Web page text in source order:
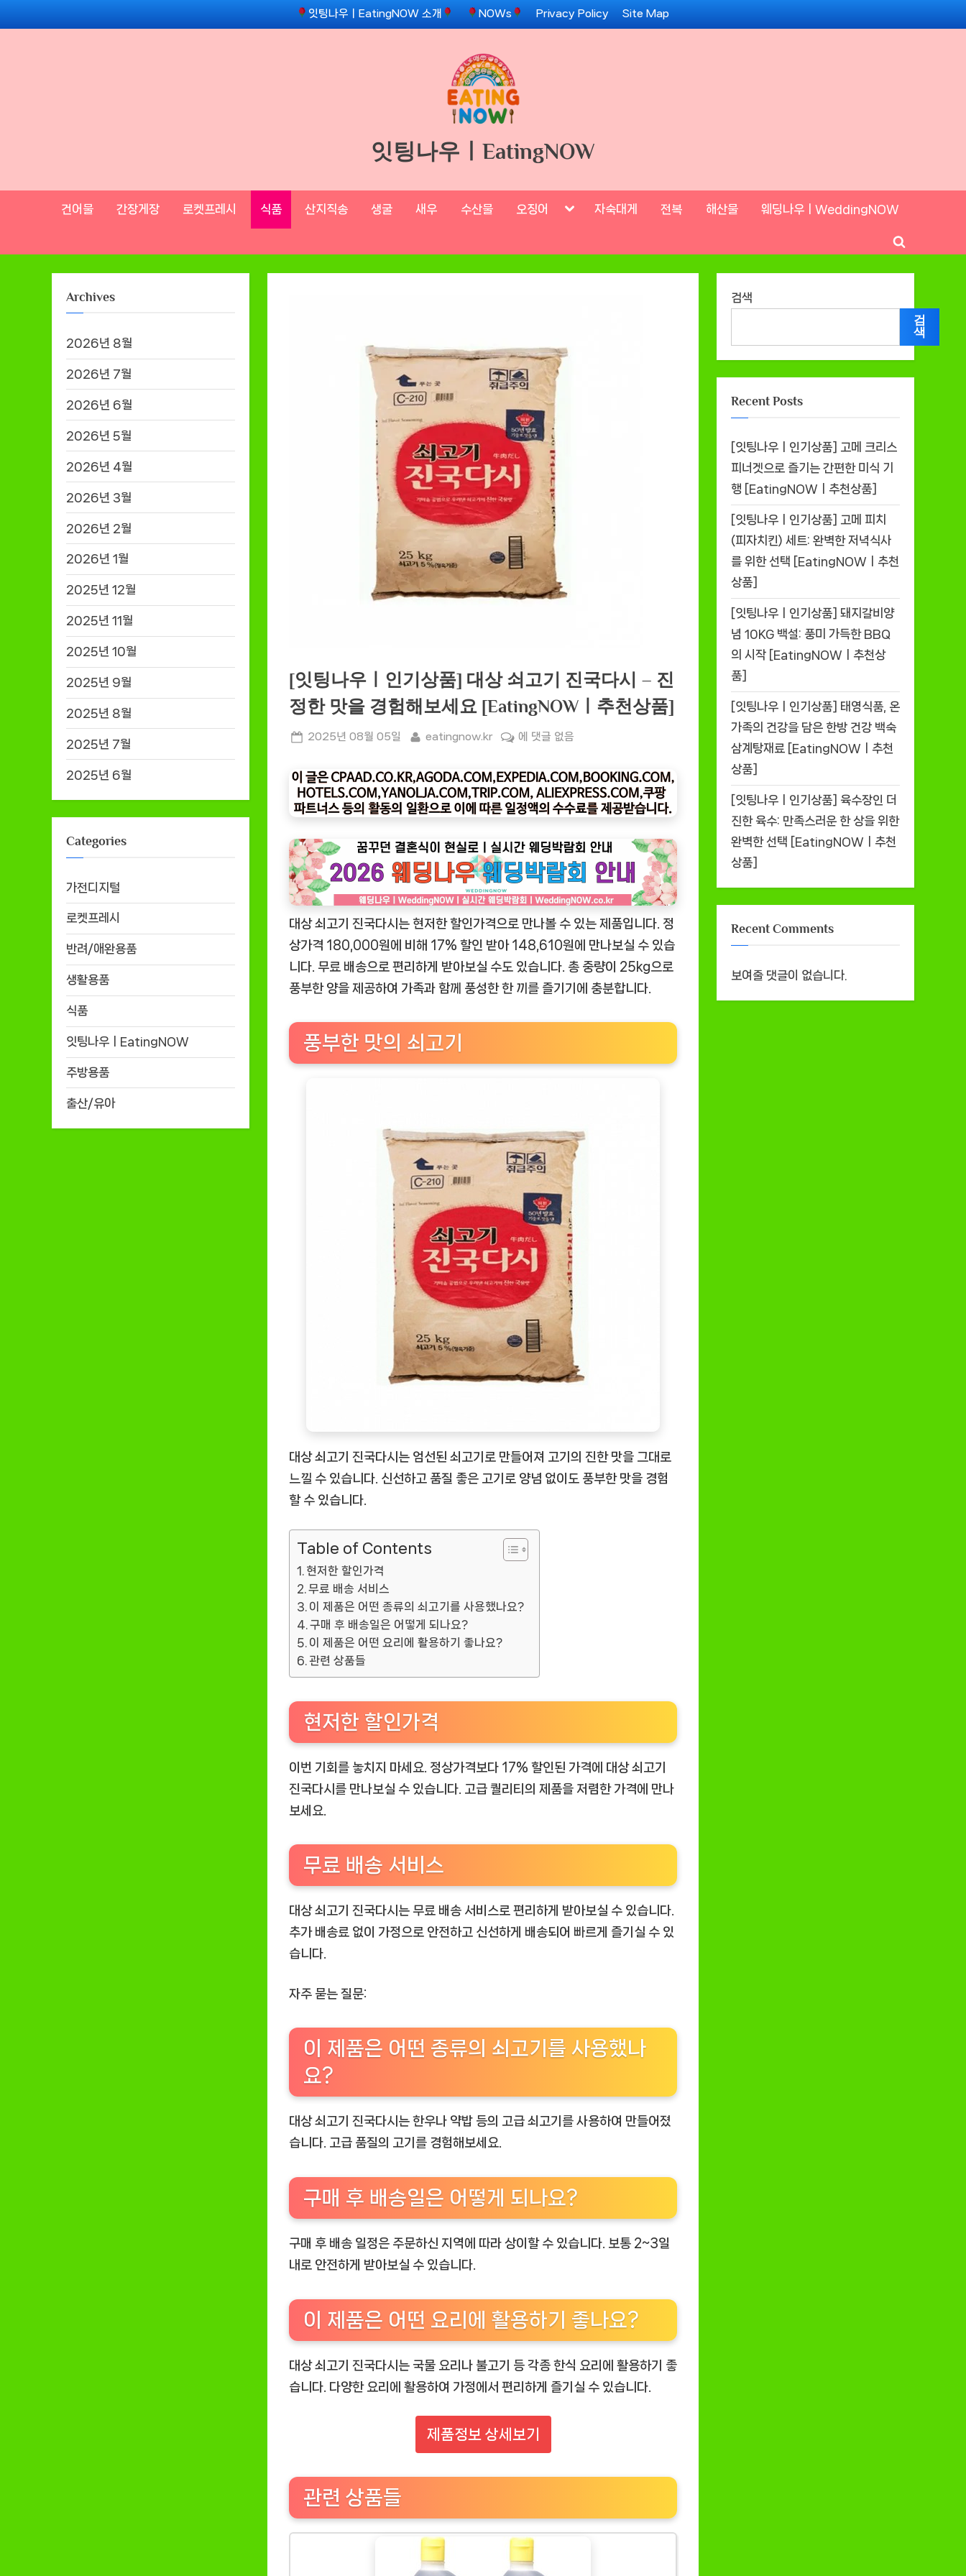
to
잇팅나우ㅣEatingNOW 소개 NOWs Privacy Policy Site Map
잇팅나우ㅣEatingNOW
건어물 간장게장 로켓프레시 식품 산지직송 생굴 새우 수산물 오징어 Toggle자숙대게 전복 해산물 웨딩나우ㅣWeddingNOW
Toggle
search
[잇팅나우ㅣ인기상품] 대상 쇠고기 진국다시 – 진
정한 맛을 경험해보세요 [EatingNOWㅣ추천상품]
Posted
2025년 08월 05일 By
eatingnow.kr
[잇
나
우
ㅣ
기
상
품]
대
상
쇠
고
진
한
맛
을
해
보
세
요
[EatingNOW
추
천
상
에 댓글 없음
대상 쇠고기 진국다시는 현저한 할인가격으로 만나볼 수 있는 제품입니다. 정
상가격 180,000원에 비해 17% 할인 받아 148,610원에 만나보실 수 있습
니다. 무료 배송으로 편리하게 받아보실 수도 있습니다. 총 중량이 25kg으로
풍부한 양을 제공하여 가족과 함께 풍성한 한 끼를 즐기기에 충분합니다.
풍부한 맛의 쇠고기
대상 쇠고기 진국다시는 엄선된 쇠고기로 만들어져 고기의 진한 맛을 그대로
느낄 수 있습니다. 신선하고 품질 좋은 고기로 양념 없이도 풍부한 맛을 경험
할 수 있습니다.
Table of Contents
현저한 할인가격
무료 배송 서비스
이 제품은 어떤 종류의 쇠고기를 사용했나요?
구매 후 배송일은 어떻게 되나요?
이 제품은 어떤 요리에 활용하기 좋나요?
관련 상품들
현저한 할인가격
이번 기회를 놓치지 마세요. 정상가격보다 17% 할인된 가격에 대상 쇠고기
진국다시를 만나보실 수 있습니다. 고급 퀄리티의 제품을 저렴한 가격에 만나
보세요.
무료 배송 서비스
대상 쇠고기 진국다시는 무료 배송 서비스로 편리하게 받아보실 수 있습니다.
추가 배송료 없이 가정으로 안전하고 신선하게 배송되어 빠르게 즐기실 수 있
습니다.
자주 묻는 질문:
이 제품은 어떤 종류의 쇠고기를 사용했나
요?
대상 쇠고기 진국다시는 한우나 약밥 등의 고급 쇠고기를 사용하여 만들어졌
습니다. 고급 품질의 고기를 경험해보세요.
구매 후 배송일은 어떻게 되나요?
구매 후 배송 일정은 주문하신 지역에 따라 상이할 수 있습니다. 보통 2~3일
내로 안전하게 받아보실 수 있습니다.
이 제품은 어떤 요리에 활용하기 좋나요?
대상 쇠고기 진국다시는 국물 요리나 불고기 등 각종 한식 요리에 활용하기 좋
습니다. 다양한 요리에 활용하여 가정에서 편리하게 즐기실 수 있습니다.
제품정보 상세보기
관련 상품들
Archives
2026년 8월
2026년 7월
2026년 6월
2026년 5월
2026년 4월
2026년 3월
2026년 2월
2026년 1월
2025년 12월
2025년 11월
2025년 10월
2025년 9월
2025년 8월
2025년 7월
2025년 6월
Categories
가전디지털
로켓프레시
반려/애완용품
생활용품
식품
잇팅나우ㅣEatingNOW
주방용품
출산/유아
검색
검
색
Recent Posts
[잇팅나우ㅣ인기상품] 고메 크리스
피너겟으로 즐기는 간편한 미식 기
행 [EatingNOWㅣ추천상품]
[잇팅나우ㅣ인기상품] 고메 피치
(피자치킨) 세트: 완벽한 저녁식사
를 위한 선택 [EatingNOWㅣ추천
상품]
[잇팅나우ㅣ인기상품] 돼지갈비양
념 10KG 백설: 풍미 가득한 BBQ
의 시작 [EatingNOWㅣ추천상
품]
[잇팅나우ㅣ인기상품] 태영식품, 온
가족의 건강을 담은 한방 건강 백숙
삼계탕재료 [EatingNOWㅣ추천
상품]
[잇팅나우ㅣ인기상품] 육수장인 더
진한 육수: 만족스러운 한 상을 위한
완벽한 선택 [EatingNOWㅣ추천
상품]
Recent Comments
보여줄 댓글이 없습니다.